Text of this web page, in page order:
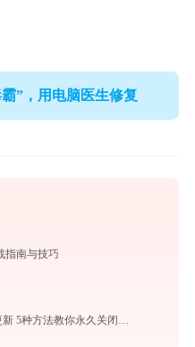
”，用电脑医生修复
指南与技巧
Win10如何彻底永久关闭自动更新 5种方法教你永久关闭win10自动更新